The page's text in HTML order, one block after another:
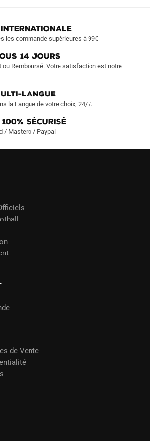
la
les commande supérieures à 99€
14 JOURS
ou Remboursé. Votre satisfaction est notre
LANGUE
la Langue de votre choix, 24/7.
Sécurisé
/ Mastero / Paypal
de Vente